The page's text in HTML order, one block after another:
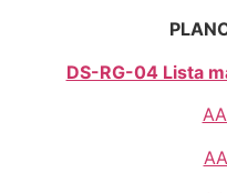
DS-RG-04 Lista